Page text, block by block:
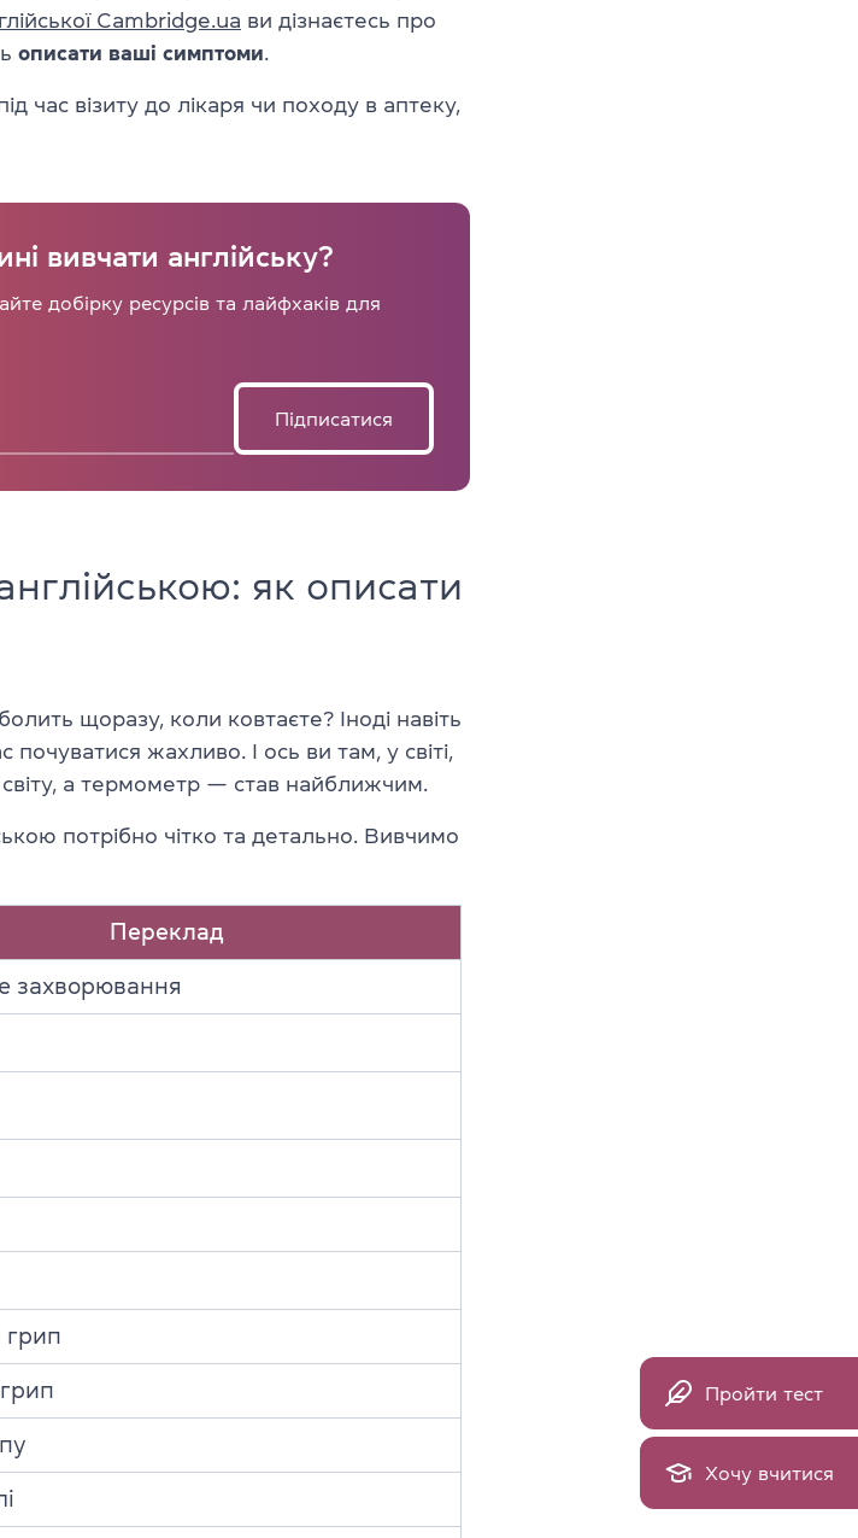
Cambridge.ua ви дізнаєтесь про
описати ваші симптоми.
час візиту до лікаря чи походу в аптеку,
вивчати англійську?
добірку ресурсів та лайфхаків для
Підписатися
як описати
щоразу, коли ковтаєте? Іноді навіть
жахливо. І ось ви там, у світі,
світу, а термометр — став найближчим.
потрібно чітко та детально. Вивчимо
Переклад
захворювання
Пройти тест
Хочу вчитися